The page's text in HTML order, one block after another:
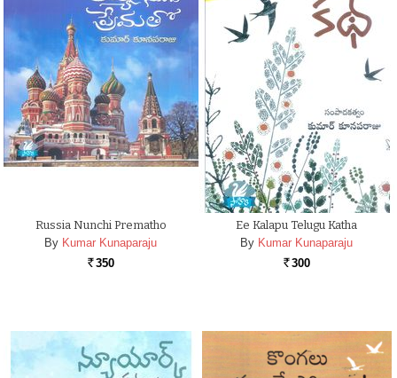
Russia Nunchi Prematho
By Kumar Kunaparaju
Rs. 350
Ee Kalapu Telugu Katha
By Kumar Kunaparaju
Rs. 300